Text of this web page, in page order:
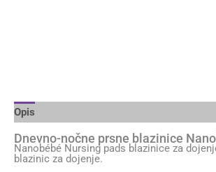
Opis
Dnevno-nočne prsne blazinice
Nanobébé Nursing pads blazinice za
blazinic za dojenje.